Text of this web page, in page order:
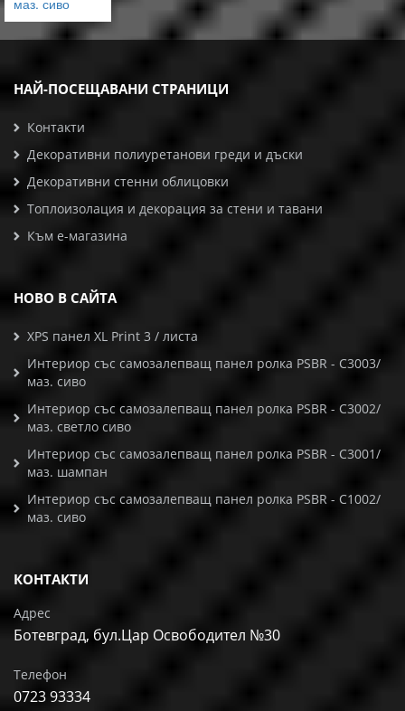
НАЙ-ПОСЕЩАВАНИ СТРАНИЦИ
Контакти
Декоративни полиуретанови греди и дъски
Декоративни стенни облицовки
Топлоизолация и декорация за стени и тавани
Към е-магазина
НОВО В САЙТА
XPS панел XL Print 3 / листа
Интериор със самозалепващ панел ролка PSBR - C3003/
маз. сиво
Интериор със самозалепващ панел ролка PSBR - C3002/
маз. светло сиво
Интериор със самозалепващ панел ролка PSBR - C3001/
маз. шампан
Интериор със самозалепващ панел ролка PSBR - C1002/
маз. сиво
КОНТАКТИ
Адрес
Ботевград, бул.Цар Освободител №30
Телефон
0723 93334